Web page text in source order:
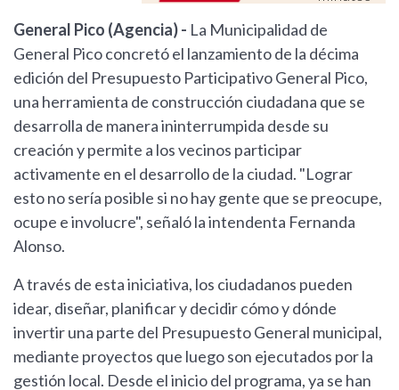
General Pico (Agencia) - La Municipalidad de
General Pico concretó el lanzamiento de la décima
edición del Presupuesto Participativo General Pico,
una herramienta de construcción ciudadana que se
desarrolla de manera ininterrumpida desde su
creación y permite a los vecinos participar
activamente en el desarrollo de la ciudad. "Lograr
esto no sería posible si no hay gente que se preocupe,
ocupe e involucre", señaló la intendenta Fernanda
Alonso.
A través de esta iniciativa, los ciudadanos pueden
idear, diseñar, planificar y decidir cómo y dónde
invertir una parte del Presupuesto General municipal,
mediante proyectos que luego son ejecutados por la
gestión local. Desde el inicio del programa, ya se han